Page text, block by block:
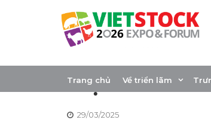
Trang chủ Về triển lãm
Quản lý Rủi
lược &
29/03/2025